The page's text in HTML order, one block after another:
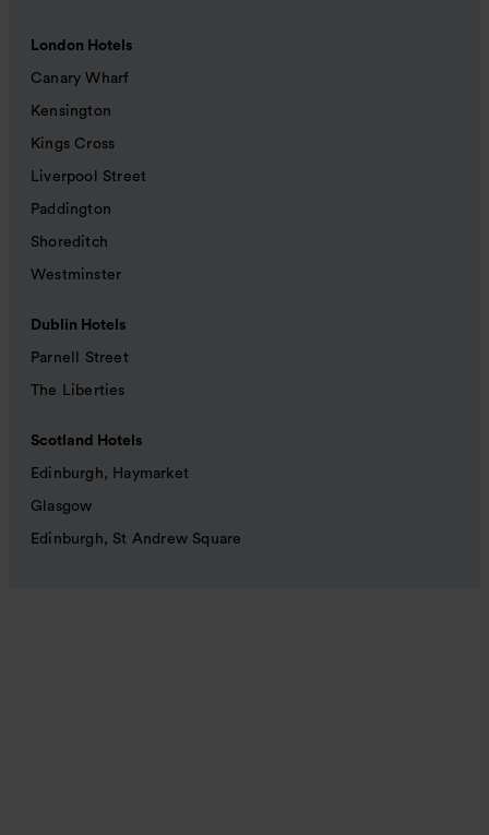
London Hotels
Canary Wharf
Kensington
Kings Cross
Liverpool Street
Paddington
Shoreditch
Westminster
Dublin Hotels
Parnell Street
The Liberties
Scotland Hotels
Edinburgh, Haymarket
Glasgow
Edinburgh, St Andrew Square